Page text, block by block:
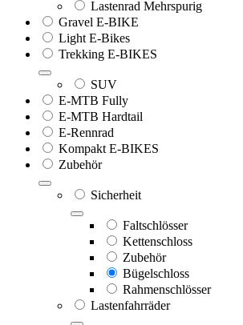
Lastenrad Mehrspurig
Gravel E-BIKE
Light E-Bikes
Trekking E-BIKES
SUV
E-MTB Fully
E-MTB Hardtail
E-Rennrad
Kompakt E-BIKES
Zubehör
Sicherheit
Faltschlösser
Kettenschloss
Zubehör
Bügelschloss
Rahmenschlösser
Lastenfahrräder